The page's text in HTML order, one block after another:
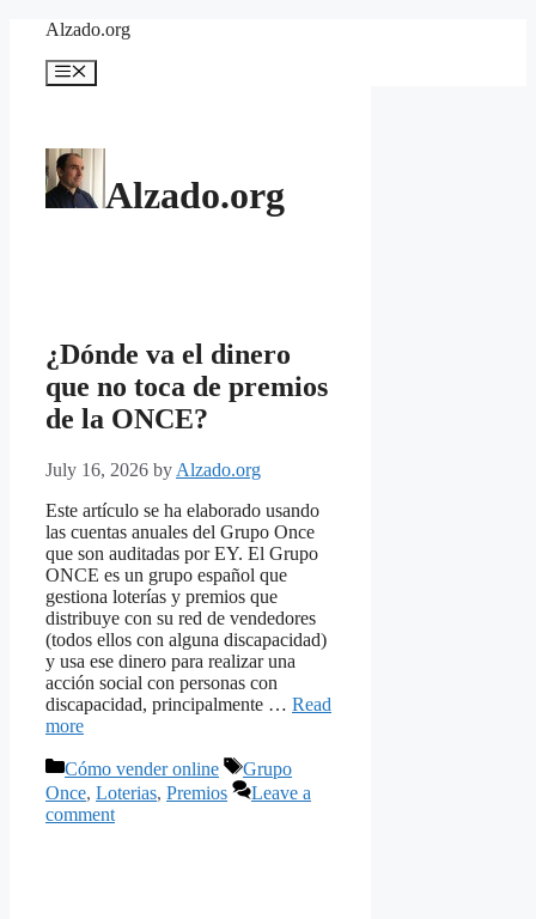
content
Alzado.org
Menu
Alzado.org
¿Dónde va el dinero
que no toca de premios
de la ONCE?
July 16, 2026 by Alzado.org
Este artículo se ha elaborado usando
las cuentas anuales del Grupo Once
que son auditadas por EY. El Grupo
ONCE es un grupo español que
gestiona loterías y premios que
distribuye con su red de vendedores
(todos ellos con alguna discapacidad)
y usa ese dinero para realizar una
acción social con personas con
discapacidad, principalmente … Read
more
Categories
Cómo vender online Tags
Grupo
Once, Loterias, Premios
Leave a
comment